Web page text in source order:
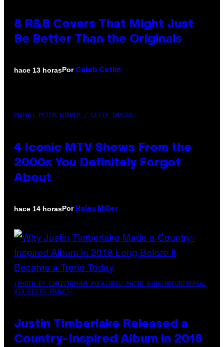
8 R&B Covers That Might Just
Be Better Than the Originals
hace 13 horasPor Caleb Catlin
PHOTO: PETER KRAMER / GETTY IMAGES
4 Iconic MTV Shows From the
2000s You Definitely Forgot
About
hace 14 horasPor Haley Miller
(PHOTO BY CHRISTOPHER POLK/NBCU PHOTO BANK/NBCUNIVERSAL
VIA GETTY IMAGES)
Justin Timberlake Released a
Country-Inspired Album in 2018